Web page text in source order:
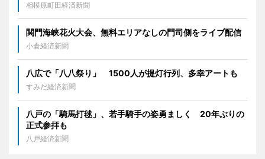
相模原町田経済新聞
関門海峡花火大会、無料エリアなしの門司側をライブ配信
小倉経済新聞
八広で「八八祭り」 1500人が提灯行列、多幸アートも
すみだ経済新聞
八戸の「騎馬打毬」、若手騎手の姿勇ましく 20年ぶりの
正式参拝も
八戸経済新聞